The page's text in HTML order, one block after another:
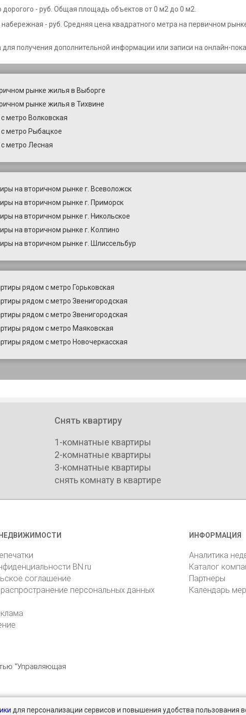
- руб. Общая площадь объектов от 0 м2 до 0 м2.
- руб. Средняя цена квадратного метра на первичном
получения дополнительной информации или записи на онлайн-
рынке жилья в Выборге
рынке жилья в Тихвине
метро Волковская
метро Рыбацкое
метро Лесная
на вторичном рынке г. Всеволожск
на вторичном рынке г. Приморск
на вторичном рынке г. Никольское
на вторичном рынке г. Колпино
на вторичном рынке г. Шлиссельбур
рядом с метро Горьковская
рядом с метро Звенигородская
рядом с метро Звенигородская
рядом с метро Маяковская
рядом с метро Новочеркасская
Снять квартиру
1-комнатные квартиры
2-комнатные квартиры
3-комнатные квартиры
снять комнату в квартире
BN.ru
соглашение
персональных данных
ИНФОРМАЦИЯ
Аналитика
Каталог
Партнеры
Календарь
"Управляющая
для персонализации сервисов и повышения удобства пользования